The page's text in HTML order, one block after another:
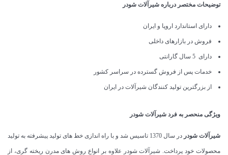
توضیحات مختصر درباره شیرآلات شودر
دارای استاندارد اروپا و ایران
فروش در بازارهای داخلی
دارای 5 سال گارانتی
خدمات پس از فروش گسترده در سراسر کشور
از بزرگترین تولید کنندگان شیرآلات در ایران
ویژگی منحصر به فرد شیرآلات شودر
شیرآلات شودر در سال 1370 تاسیس شد و با راه اندازی خط های تولید پیشرفته به تولید
محصولات خود پرداخت. شیرآلات شودر علاوه بر انواع روش های مدرن ریخته گری، از